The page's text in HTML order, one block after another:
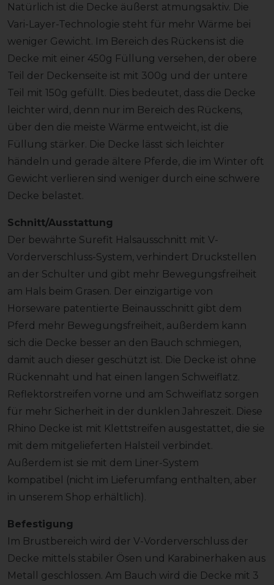
Natürlich ist die Decke äußerst atmungsaktiv. Die
Vari-Layer-Technologie steht für mehr Wärme bei
weniger Gewicht. Im Bereich des Rückens ist die
Decke mit einer 450g Füllung versehen, der obere
Teil der Deckenseite ist mit 300g und der untere
Teil mit 150g gefüllt. Dies bedeutet, dass die Decke
leichter wird, denn nur im Bereich des Rückens,
über den die meiste Wärme entweicht, ist die
Füllung stärker. Die Decke lässt sich leichter
händeln und gerade ältere Pferde, die im Winter oft
Gewicht verlieren sind weniger durch eine schwere
Decke belastet.
Schnitt/Ausstattung
Der bewährte Surefit Halsausschnitt mit V-
Vorderverschluss-System, verhindert Druckstellen
an der Schulter und gibt mehr Bewegungsfreiheit
am Hals beim Grasen. Der einzigartige von
Horseware patentierte Beinausschnitt gibt dem
Pferd mehr Bewegungsfreiheit, außerdem kann
sich die Decke besser an den Bauch schmiegen,
damit auch dieser geschützt ist. Die Decke ist ohne
Rückennaht und hat einen langen Schweiflatz.
Reflektorstreifen vorne und am Schweiflatz sorgen
für mehr Sicherheit in der dunklen Jahreszeit. Diese
Rhino Decke ist mit Klettstreifen ausgestattet, die sie
mit dem mitgelieferten Halsteil verbindet.
Außerdem ist sie mit dem Liner-System
kompatibel (nicht im Lieferumfang enthalten, aber
in unserem Shop erhältlich).
Befestigung
Im Brustbereich wird der V-Vorderverschluss der
Decke mittels stabiler Ösen und Karabinerhaken aus
Metall geschlossen. Am Bauch wird die Decke mit 3